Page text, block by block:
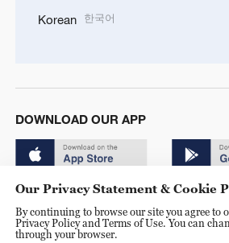
Korean 한국어
DOWNLOAD OUR APP
© China Radio International.CRI. All
Our Privacy Statement & Cookie
By continuing to browse our site you agree to
Privacy Policy and Terms of Use. You can
through your browser.